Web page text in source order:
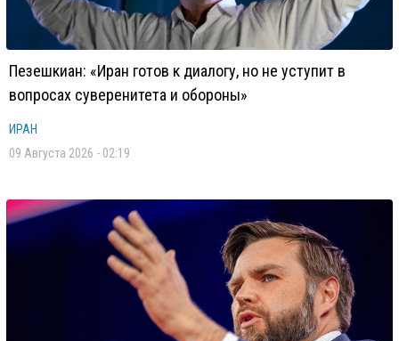
Пезешкиан: «Иран готов к диалогу, но не уступит в
вопросах суверенитета и обороны»
ИРАН
09 Августа 2026 - 02:19